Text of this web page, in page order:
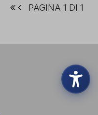
PAGINA 1 DI 1